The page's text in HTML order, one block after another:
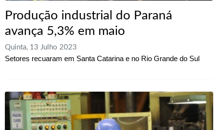
Produção industrial do Paraná
avança 5,3% em maio
Quinta, 13 Julho 2023
Setores recuaram em Santa Catarina e no Rio Grande do Sul